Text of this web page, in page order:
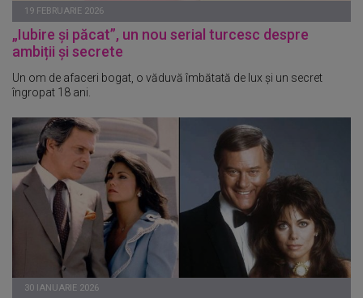
19 FEBRUARIE 2026
„Iubire și păcat”, un nou serial turcesc despre
ambiții și secrete
Un om de afaceri bogat, o văduvă îmbătată de lux și un secret
îngropat 18 ani.
30 IANUARIE 2026